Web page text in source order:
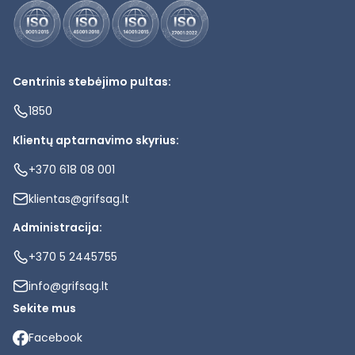
Centrinis stebėjimo pultas:
1850
Klientų aptarnavimo skyrius:
+370 618 08 001
klientas@grifsag.lt
Administracija:
+370 5 2445755
info@grifsag.lt
Sekite mus
Facebook